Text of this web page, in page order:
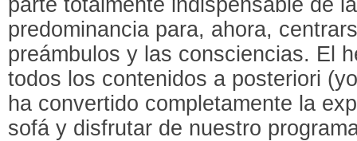
predominancia para, ahora,
preámbulos y las consciencias. El
todos los contenidos a posteriori
ha convertido completamente la
sofá y disfrutar de nuestro